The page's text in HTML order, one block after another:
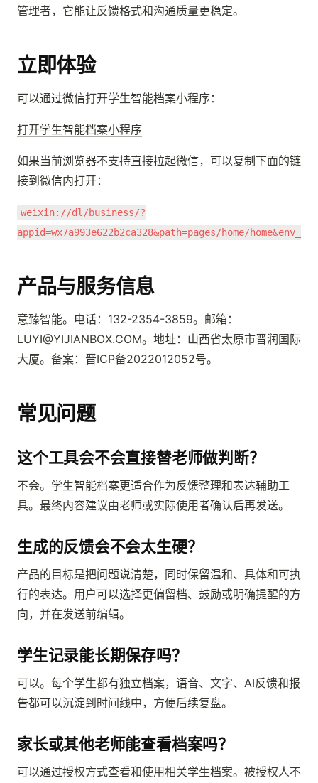
管理者，它能让反馈格式和沟通质量更稳定。
立即体验
可以通过微信打开学生智能档案小程序：
打开学生智能档案小程序
如果当前浏览器不支持直接拉起微信，可以复制下面的链
接到微信内打开：
weixin://dl/business/?
appid=wx7a993e622b2ca328&path=pages/home/
产品与服务信息
意臻智能。电话：132-2354-3859。邮箱：
LUYI@YIJIANBOX.COM。地址：山西省太原市晋润国际
大厦。备案：晋ICP备2022012052号。
常见问题
这个工具会不会直接替老师做判断？
不会。学生智能档案更适合作为反馈整理和表达辅助工
具。最终内容建议由老师或实际使用者确认后再发送。
生成的反馈会不会太生硬？
产品的目标是把问题说清楚，同时保留温和、具体和可执
行的表达。用户可以选择更偏留档、鼓励或明确提醒的方
向，并在发送前编辑。
学生记录能长期保存吗？
可以。每个学生都有独立档案，语音、文字、AI反馈和报
告都可以沉淀到时间线中，方便后续复盘。
家长或其他老师能查看档案吗？
可以通过授权方式查看和使用相关学生档案。被授权人不